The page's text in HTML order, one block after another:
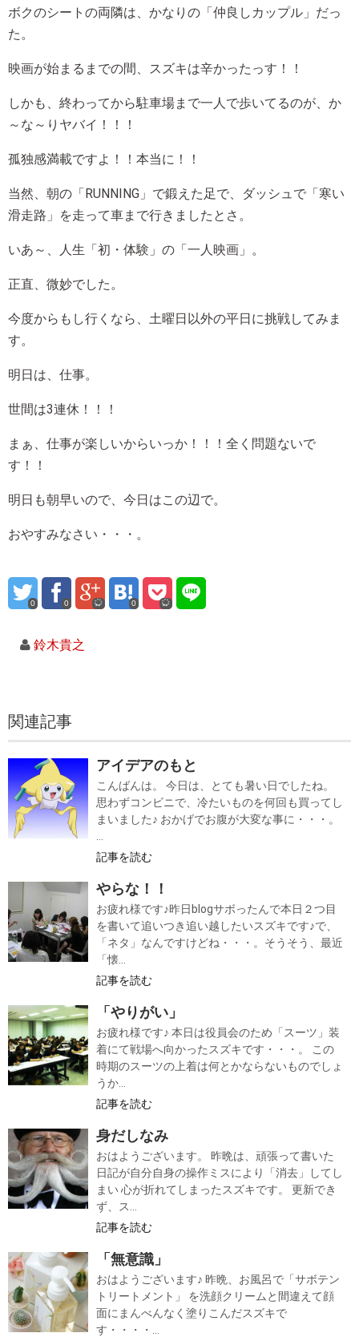
ボクのシートの両隣は、かなりの「仲良しカップル」だっ
た。
映画が始まるまでの間、スズキは辛かったっす！！
しかも、終わってから駐車場まで一人で歩いてるのが、か
～な～りヤバイ！！！
孤独感満載ですよ！！本当に！！
当然、朝の「RUNNING」で鍛えた足で、ダッシュで「寒い
滑走路」を走って車まで行きましたとさ。
いあ～、人生「初・体験」の「一人映画」。
正直、微妙でした。
今度からもし行くなら、土曜日以外の平日に挑戦してみま
す。
明日は、仕事。
世間は3連休！！！
まぁ、仕事が楽しいからいっか！！！全く問題ないで
す！！
明日も朝早いので、今日はこの辺で。
おやすみなさい・・・。
0 0 0
鈴木貴之
関連記事
アイデアのもと
こんばんは。 今日は、とても暑い日でしたね。
思わずコンビニで、冷たいものを何回も買ってし
まいました♪ おかげでお腹が大変な事に・・・。
記事を読む
やらな！！
お疲れ様です♪昨日blogサボったんで本日２つ目
を書いて追いつき追い越したいスズキです♪で、
「ネタ」なんですけどね・・・。そうそう、最近
「懐...
記事を読む
「やりがい」
お疲れ様です♪ 本日は役員会のため「スーツ」装
着にて戦場へ向かったスズキです・・・。 この
時期のスーツの上着は何とかならないものでしょ
うか...
記事を読む
身だしなみ
おはようございます。 昨晩は、頑張って書いた
日記が自分自身の操作ミスにより「消去」してし
まい 心が折れてしまったスズキです。 更新でき
ず、ス...
記事を読む
「無意識」
おはようございます♪ 昨晩、お風呂で「サボテン
トリートメント」 を洗顔クリームと間違えて顔
面にまんべんなく塗りこんだスズキで
す・・・・...